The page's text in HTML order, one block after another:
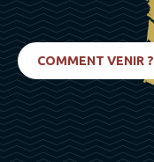
COMMENT VENIR ?